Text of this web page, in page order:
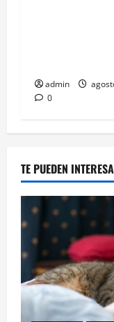
admin
0
TE PUEDEN